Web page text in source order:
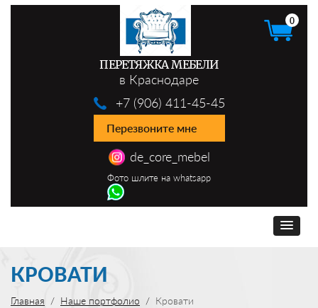
ПЕРЕТЯЖКА МЕБЕЛИ
в Краснодаре
de_core_mebel
Фото шлите на whatsapp
+7 (906) 411-45-45
Перезвоните мне
0
КРОВАТИ
Главная Наше портфолио Кровати